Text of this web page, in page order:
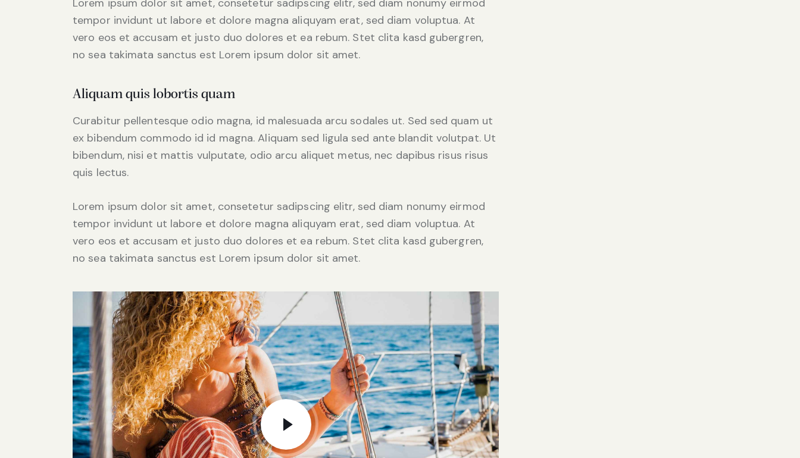
tempor invidunt ut labore et dolore magna aliquyam erat, sed diam voluptua. At
vero eos et accusam et justo duo dolores et ea rebum. Stet clita kasd gubergren,
no sea takimata sanctus est Lorem ipsum dolor sit amet.
Aliquam quis lobortis quam
Curabitur pellentesque odio magna, id malesuada arcu sodales ut. Sed sed quam ut
ex bibendum commodo id id magna. Aliquam sed ligula sed ante blandit volutpat. Ut
bibendum, nisi et mattis vulputate, odio arcu aliquet metus, nec dapibus risus risus
quis lectus.
Lorem ipsum dolor sit amet, consetetur sadipscing elitr, sed diam nonumy eirmod
tempor invidunt ut labore et dolore magna aliquyam erat, sed diam voluptua. At
vero eos et accusam et justo duo dolores et ea rebum. Stet clita kasd gubergren,
no sea takimata sanctus est Lorem ipsum dolor sit amet.